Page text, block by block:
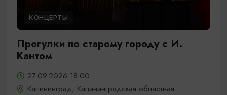
КОНЦЕРТЫ
Прогулки по старому городу с И.
Кантом
27.09.2026 18:00
Калининград, Калининградская областная